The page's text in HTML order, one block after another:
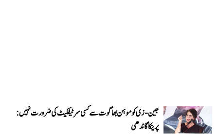
جین-زی کو موہن بھاگوت سے کسی سرٹیفکیٹ کی ضرورت نہیں:
پرینکا گاندھی